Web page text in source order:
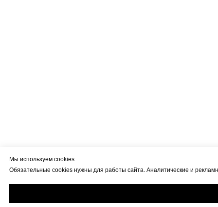
Мы используем cookies
Обязательные cookies нужны для работы сайта. Аналитические и